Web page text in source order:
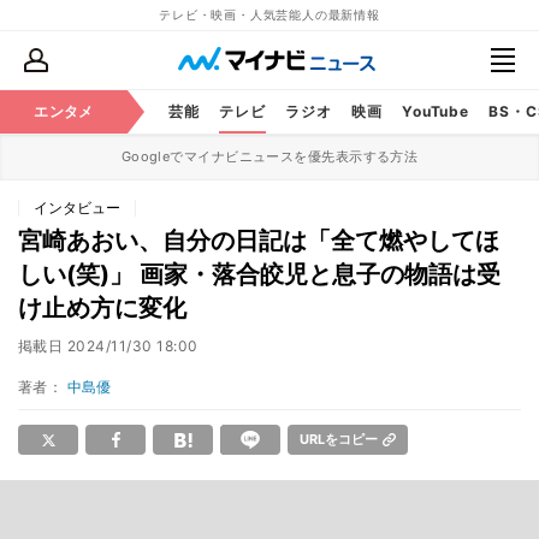
テレビ・映画・人気芸能人の最新情報
エンタメ 芸能 テレビ ラジオ 映画 YouTube BS・
Googleでマイナビニュースを優先表示する方法
インタビュー
宮崎あおい、自分の日記は「全て燃やしてほ
しい(笑)」 画家・落合皎児と息子の物語は受
け止め方に変化
掲載日 2024/11/30 18:00
著者： 中島優
URLをコピー